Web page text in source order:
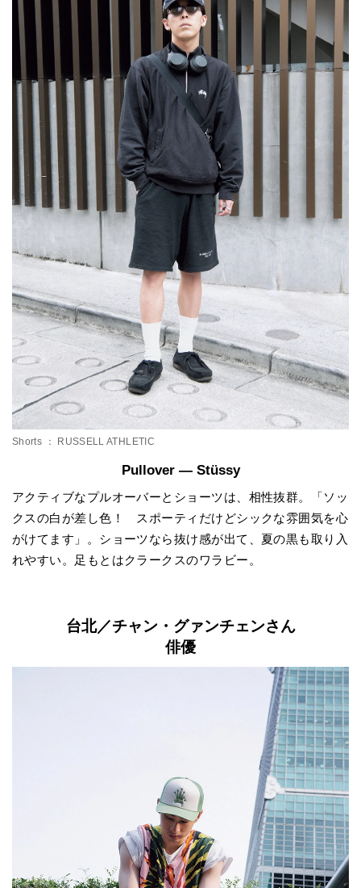
Shorts ： RUSSELL ATHLETIC
Pullover — Stüssy
アクティブなプルオーバーとショーツは、相性抜群。「ソッ
クスの白が差し色！ スポーティだけどシックな雰囲気を心
がけてます」。ショーツなら抜け感が出て、夏の黒も取り入
れやすい。足もとはクラークスのワラビー。
台北／チャン・グァンチェンさん
俳優